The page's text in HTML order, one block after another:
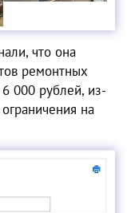
что она
ремонтных
000 рублей, из-
на